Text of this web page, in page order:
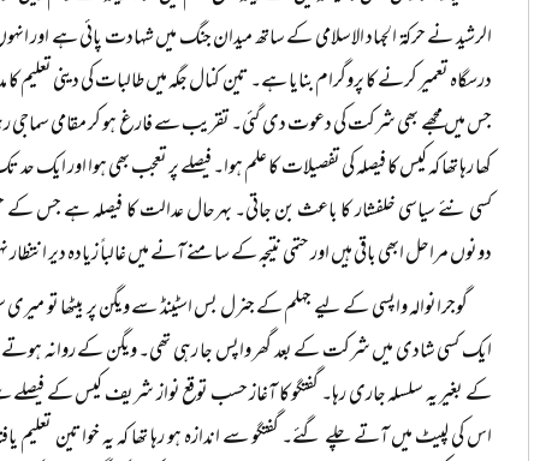
الرشید نے حرکۃ الجہاد الاسلامی کے ساتھ میدان جنگ میں شہادت پائی ہے اور
جس میں مجھے بھی شرکت کی دعوت دی گئی۔ تقریب سے فارغ ہو کر مقامی سماجی
کھا رہا تھا کہ کیس کا فیصلہ کی تفصیلات کا علم ہوا۔ فیصلے پر تعجب بھی ہوا اور
کسی نئے سیاسی خلفشار کا باعث بن جاتی۔ بہرحال عدالت کا فیصلہ ہے جس کے
دونوں مراحل ابھی باقی ہیں اور حتمی نتیجہ کے سامنے آنے میں غالباً زیادہ دیر
گوجرانوالہ واپسی کے لیے جہلم کے جنرل بس اسٹینڈ سے ویگن پر بیٹھا تو
ایک کسی شادی میں شرکت کے بعد گھر واپس جا رہی تھی۔ ویگن کے روانہ ہوتے ہی
کے بغیر یہ سلسلہ جاری رہا۔ گفتگو کا آغاز حسب توقع نواز شریف کیس کے
اس کی لپیٹ میں آتے چلے گئے۔ گفتگو سے اندازہ ہو رہا تھا کہ یہ خواتین تعلیم